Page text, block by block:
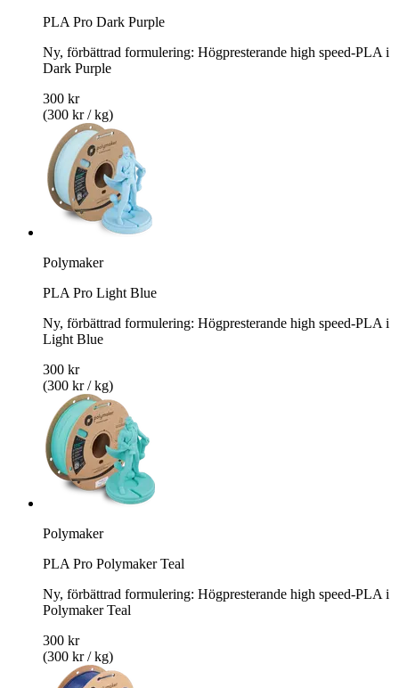
PLA Pro Dark Purple
Ny, förbättrad formulering: Högpresterande high speed-PLA i
Dark Purple
300 kr
(300 kr / kg)
Polymaker
PLA Pro Light Blue
Ny, förbättrad formulering: Högpresterande high speed-PLA i
Light Blue
300 kr
(300 kr / kg)
Polymaker
PLA Pro Polymaker Teal
Ny, förbättrad formulering: Högpresterande high speed-PLA i
Polymaker Teal
300 kr
(300 kr / kg)